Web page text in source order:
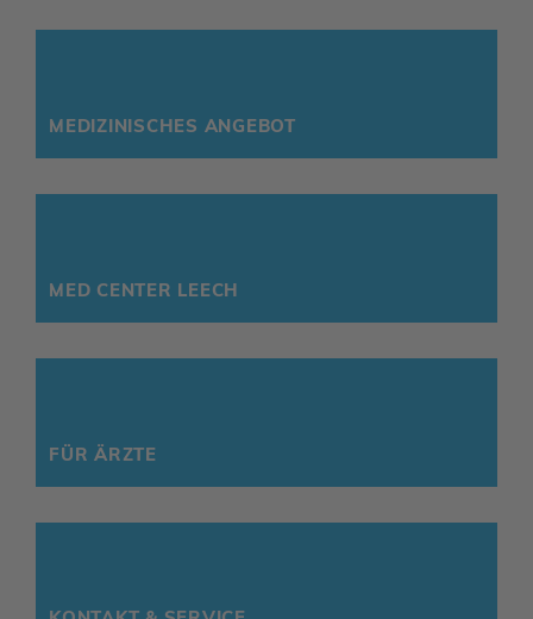
MEDI­ZI­NI­SCHES ANGEBOT
MED CENTER LEECH
FÜR ÄRZTE